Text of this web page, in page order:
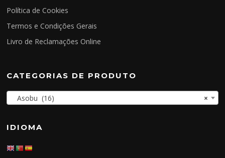
Política de Cookies
Termos e Condições Gerais
Livro de Reclamações Online
CATEGORIAS DE PRODUTO
×
Asobu (16)
IDIOMA